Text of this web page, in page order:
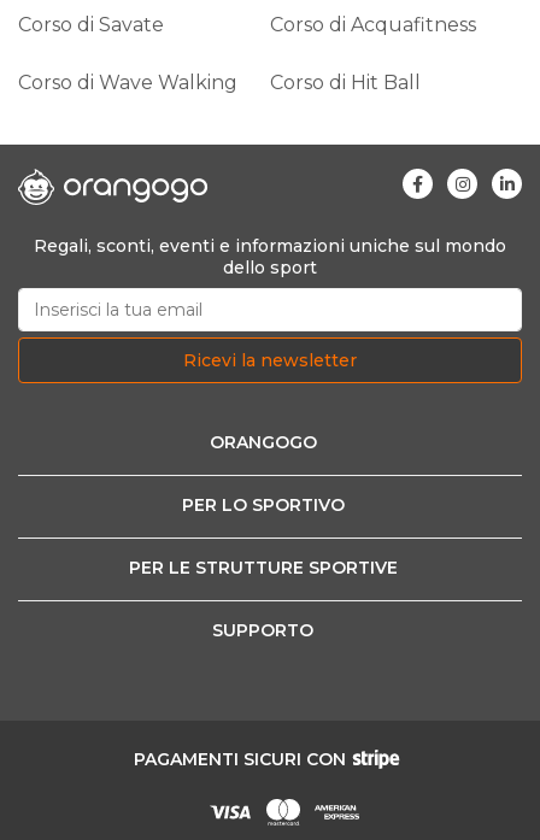
Corso di Savate Corso di Acquafitness
Corso di Wave Walking Corso di Hit Ball
Regali, sconti, eventi e informazioni uniche sul mondo
dello sport
Ricevi la newsletter
ORANGOGO
PER LO SPORTIVO
PER LE STRUTTURE SPORTIVE
SUPPORTO
PAGAMENTI SICURI CON